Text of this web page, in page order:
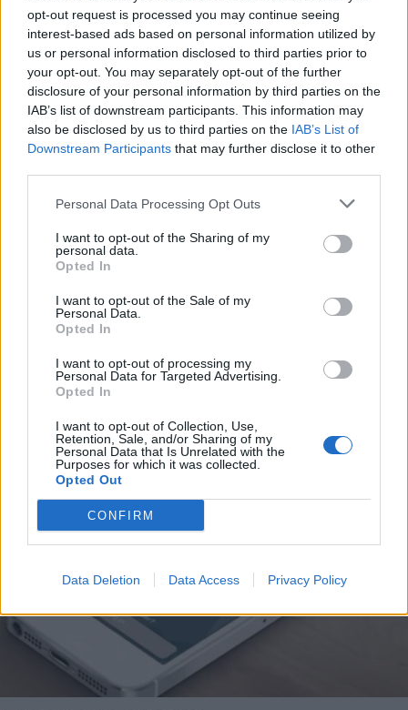
opt-out request is processed you may continue seeing
interest-based ads based on personal information utilized by
us or personal information disclosed to third parties prior to
your opt-out. You may separately opt-out of the further
disclosure of your personal information by third parties on the
IAB’s list of downstream participants. This information may
also be disclosed by us to third parties on the IAB’s List of
Downstream Participants that may further disclose it to other
Personal Data Processing Opt Outs
I want to opt-out of the Sharing of my
personal data.
Opted In
I want to opt-out of the Sale of my
Personal Data.
Opted In
I want to opt-out of processing my
Personal Data for Targeted Advertising.
Opted In
I want to opt-out of Collection, Use,
Retention, Sale, and/or Sharing of my
Personal Data that Is Unrelated with the
Purposes for which it was collected.
Opted Out
CONFIRM
Data Deletion Data Access Privacy Policy
PARAPOLITIKA NEWSROOM
Βιασμός 12χρονης: Προκάλεσαν
αντιδράσεις οι δηλώσεις του δικηγόρου
του 33χρονου - «Ήταν αναπτυγμένη, είχε
γίνει πιο γρήγορα γυναίκα» (Βίντεο)
Εγγραφή στο newsletter
Αποδέχομαι τους
και την πολιτική απορρήτου
X